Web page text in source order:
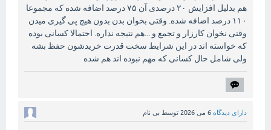
هم بدلیل افزایش ۲۰ درصدی آن ۷۵ درصد اضافه شده که مجموعا
۱۱۰ درصد اضافه شده. وقتی بخوان بدن بدون هیچ پی گیری میدن
وقتی نخوان کارزار و تجمع و ...هم نتیجه نداره. احتمالا کسانی بوده
که خواسته اند در این شرایط سخت قدرت خریدشون حفظ بشه
ولی شامل حال کسانی که مهم نبوده اند هم شده
دارای دیدگاه 6 می 2026 توسط بی نام